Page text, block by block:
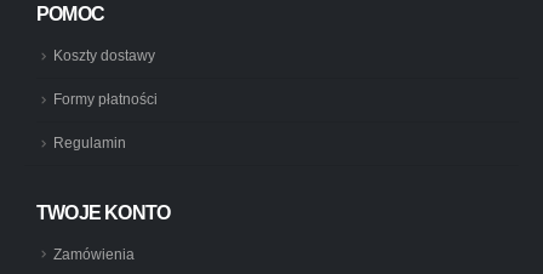
POMOC
Koszty dostawy
Formy płatności
Regulamin
TWOJE KONTO
Zamówienia